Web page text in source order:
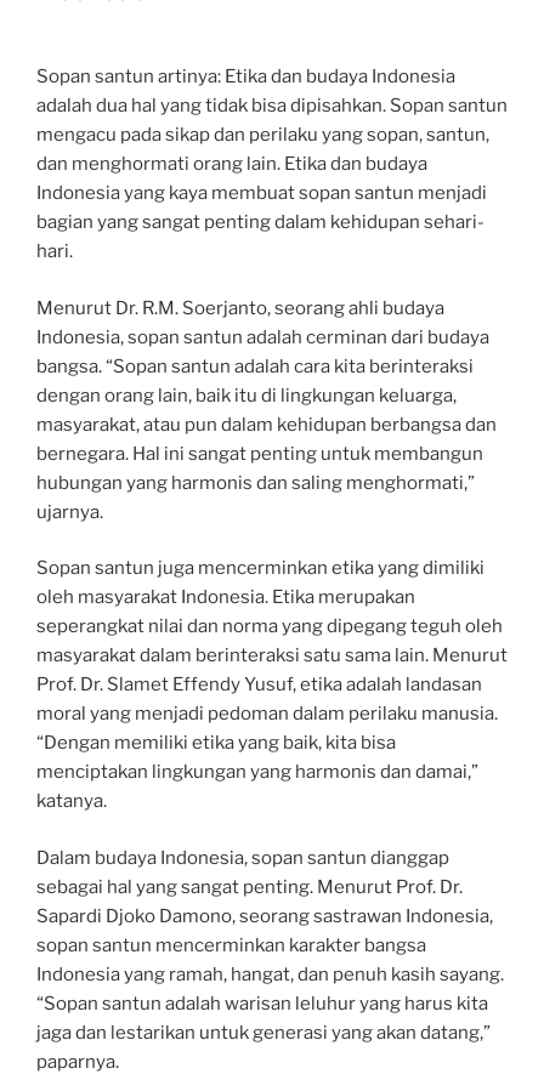
Sopan santun artinya: Etika dan budaya Indonesia
adalah dua hal yang tidak bisa dipisahkan. Sopan santun
mengacu pada sikap dan perilaku yang sopan, santun,
dan menghormati orang lain. Etika dan budaya
Indonesia yang kaya membuat sopan santun menjadi
bagian yang sangat penting dalam kehidupan sehari-
hari.
Menurut Dr. R.M. Soerjanto, seorang ahli budaya
Indonesia, sopan santun adalah cerminan dari budaya
bangsa. “Sopan santun adalah cara kita berinteraksi
dengan orang lain, baik itu di lingkungan keluarga,
masyarakat, atau pun dalam kehidupan berbangsa dan
bernegara. Hal ini sangat penting untuk membangun
hubungan yang harmonis dan saling menghormati,”
ujarnya.
Sopan santun juga mencerminkan etika yang dimiliki
oleh masyarakat Indonesia. Etika merupakan
seperangkat nilai dan norma yang dipegang teguh oleh
masyarakat dalam berinteraksi satu sama lain. Menurut
Prof. Dr. Slamet Effendy Yusuf, etika adalah landasan
moral yang menjadi pedoman dalam perilaku manusia.
“Dengan memiliki etika yang baik, kita bisa
menciptakan lingkungan yang harmonis dan damai,”
katanya.
Dalam budaya Indonesia, sopan santun dianggap
sebagai hal yang sangat penting. Menurut Prof. Dr.
Sapardi Djoko Damono, seorang sastrawan Indonesia,
sopan santun mencerminkan karakter bangsa
Indonesia yang ramah, hangat, dan penuh kasih sayang.
“Sopan santun adalah warisan leluhur yang harus kita
jaga dan lestarikan untuk generasi yang akan datang,”
paparnya.